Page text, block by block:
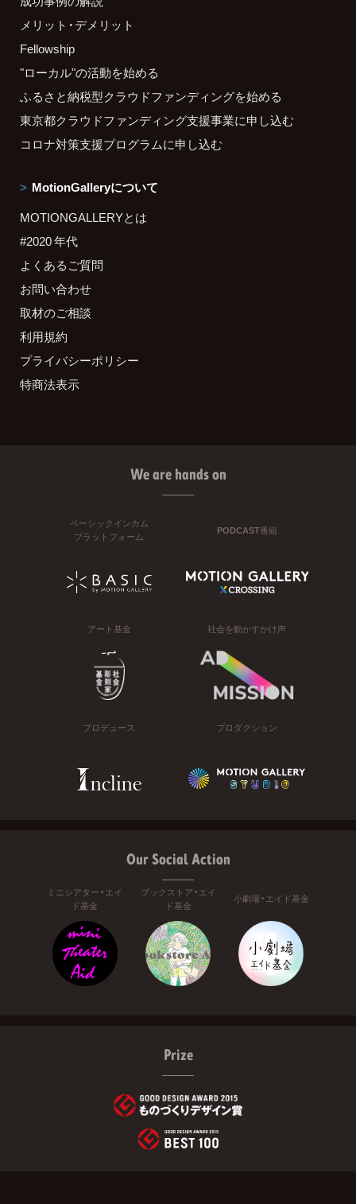
メリット・デメリット
Fellowship
"ローカル"の活動を始める
ふるさと納税型クラウドファンディングを始める
東京都クラウドファンディング支援事業に申し込む
コロナ対策支援プログラムに申し込む
MotionGalleryについて
MOTIONGALLERYとは
#2020 年代
よくあるご質問
お問い合わせ
取材のご相談
利用規約
プライバシーポリシー
特商法表示
We are hands on
ベーシックインカム
プラットフォーム
PODCAST番組
アート基金 社会を動かすかけ声
プロデュース プロダクション
Our Social Action
ミニシアター・エイ
ド基金
ブックストア・エイ
ド基金
小劇場・エイド基金
Prize